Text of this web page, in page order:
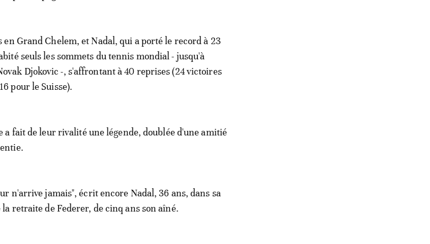
en Grand Chelem, et Nadal, qui a porté le record à 23
seuls les sommets du tennis mondial - jusqu'à
Djokovic -, s'affrontant à 40 reprises (24 victoires
pour le Suisse).
a fait de leur rivalité une légende, doublée d'une amitié
n'arrive jamais", écrit encore Nadal, 36 ans, dans sa
retraite de Federer, de cinq ans son aîné.